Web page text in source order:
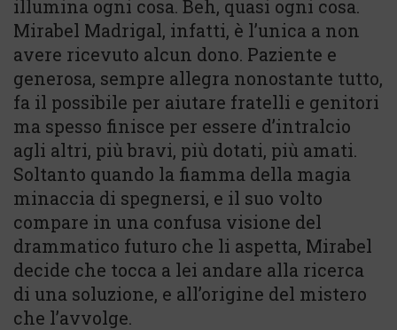
illumina ogni cosa. Beh, quasi ogni cosa.
Mirabel Madrigal, infatti, è l’unica a non
avere ricevuto alcun dono. Paziente e
generosa, sempre allegra nonostante tutto,
fa il possibile per aiutare fratelli e genitori
ma spesso finisce per essere d’intralcio
agli altri, più bravi, più dotati, più amati.
Soltanto quando la fiamma della magia
minaccia di spegnersi, e il suo volto
compare in una confusa visione del
drammatico futuro che li aspetta, Mirabel
decide che tocca a lei andare alla ricerca
di una soluzione, e all’origine del mistero
che l’avvolge.